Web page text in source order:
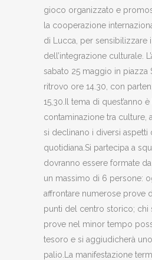
gioco organizzato e
la cooperazione
di Lucca, per sensibilizzare
dell’integrazione culturale.
sabato 25 maggio in piazza
ritrovo ore 14.30, con
15,30.Il tema di quest’anno è
contaminazione tra culture,
si declinano i diversi aspetti
quotidiana.Si partecipa a
dovranno essere formate
un massimo di 6 persone:
affrontare numerose prove
punti del centro storico; chi
prove nel minor tempo
tesoro e si aggiudicherà
palio.La manifestazione